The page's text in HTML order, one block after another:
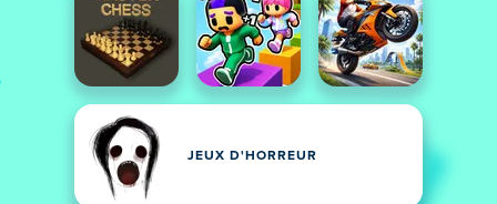
JEUX D'HORREUR